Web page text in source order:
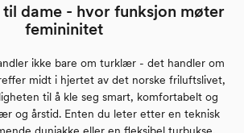
dame - hvor funksjon møter
femininitet
ikke bare om turklær - det handler om
midt i hjertet av det norske friluftslivet,
til å kle seg smart, komfortabelt og
og årstid. Enten du leter etter en teknisk